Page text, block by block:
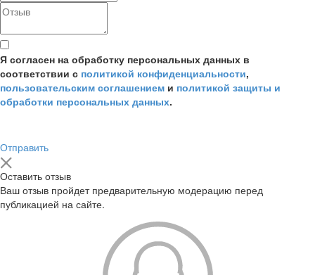
Я согласен на обработку персональных данных в
соответствии с политикой конфиденциальности,
пользовательским соглашением и политикой защиты и
обработки персональных данных.
Отправить
Оставить отзыв
Ваш отзыв пройдет предварительную модерацию перед
публикацией на сайте.